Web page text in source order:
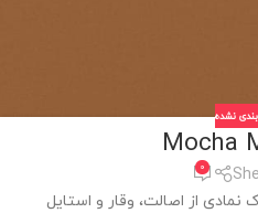
نشده
Mocha
0
از اصالت، وقار و استایل